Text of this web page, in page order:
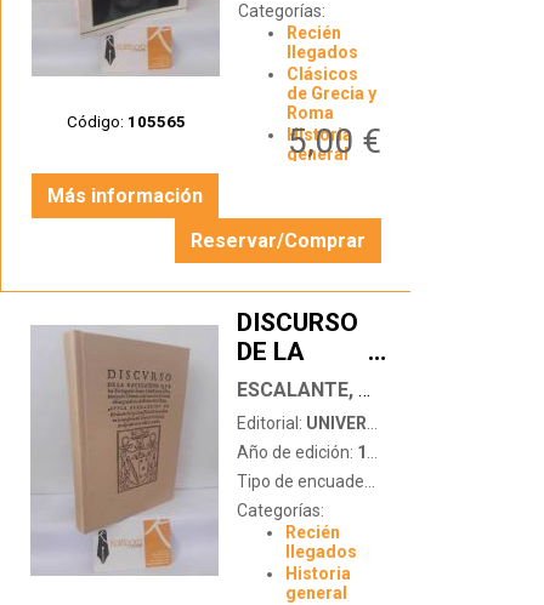
Código: 105565
Categorías:
Recién
llegados
Clásicos
de Grecia y
Roma
Historia
general
5,00 €
Más información
Reservar/Comprar
DISCURSO
DE LA
NAVEGACIÓN
QUE LOS
PORTUGUESES
HACEN DE
LOS REINOS
PROVINCIAS
DEL
…
ESCALANTE, BERNARDINO DE
Editorial: UNIVERSIDAD DE CANTABRIA
Año de edición: 1991
Tipo de encuadernación:
Categorías:
Recién
llegados
Historia
general